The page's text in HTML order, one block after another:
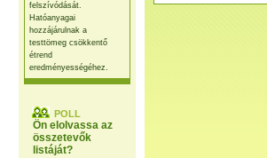
felszívódását.
Hatóanyagai
hozzájárulnak a
testtömeg csökkentő
étrend
eredményességéhez.
POLL
Ön elolvassa az
összetevők
listáját?